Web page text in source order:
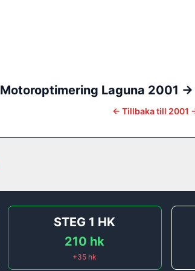
Motoroptimering Laguna 2001 -
← Tillbaka till 2001
STEG 1 HK
210 hk
+35 hk